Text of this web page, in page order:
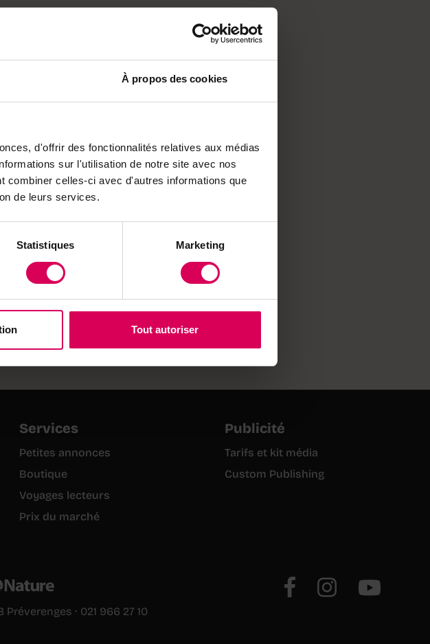
À propos des cookies
d'offrir des fonctionnalités relatives aux médias
sur l'utilisation de notre site avec nos
combiner celles-ci avec d'autres informations que
de leurs services.
Statistiques Marketing
Tout autoriser
une opportunité que saisit la Genevoise
vers de farine et ses ateliers de
cultive désormais : à Suchy, le paysan
une pratique qui séduit de plus en plus
ses travaux de recherche aux
les conclusions pourraient inciter les
climatique.
sous toutes ses formes : des
en passant par la science du
comment la Suisse réinvente ses
Services
Petites annonces
Boutique
Voyages lecteurs
Prix du marché
Publicité
Tarifs et kit média
Custom Publishing
Préverenges · 021 966 27 10